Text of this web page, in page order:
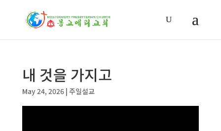
내 것을 가지고
May 24, 2026| 주일설교